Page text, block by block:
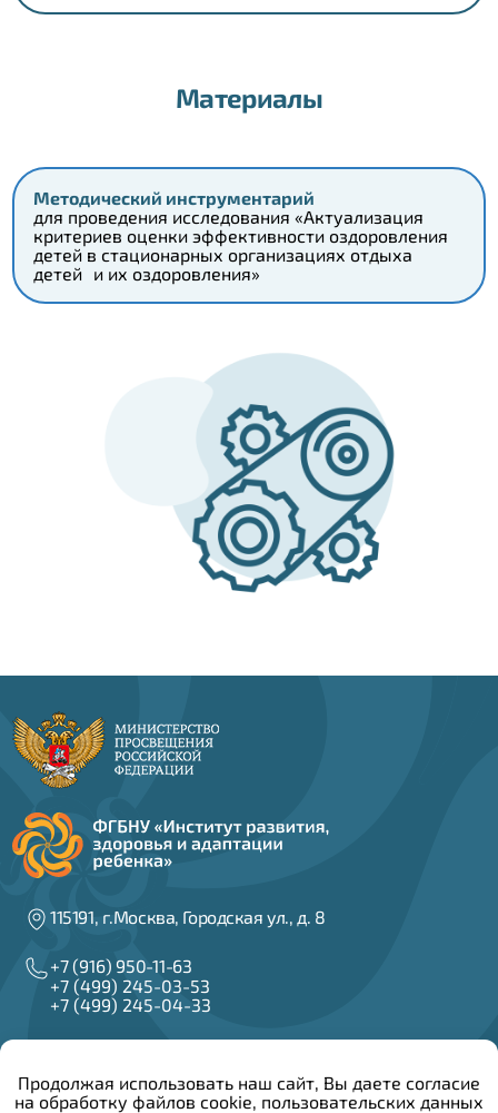
Материалы
Методический инструментарий
для проведения исследования «Актуализация
критериев оценки эффективности оздоровления
детей в стационарных организациях отдыха
детей и их оздоровления»
115191, г.Москва, Городская ул., д. 8
+7 (916) 950-11-63
+7 (499) 245-03-53
+7 (499) 245-04-33
info@irzar.ru
Продолжая использовать наш сайт, Вы даете согласие
на обработку файлов cookie, пользовательских данных